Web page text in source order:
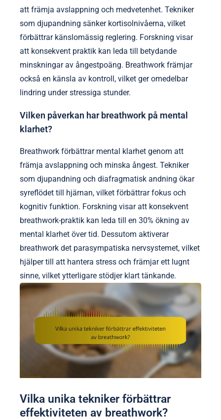
att främja avslappning och medvetenhet. Tekniker
som djupandning sänker kortisolnivåerna, vilket
förbättrar känslomässig reglering. Forskning visar
att konsekvent praktik kan leda till betydande
minskningar av ångestpoäng. Breathwork främjar
också en känsla av kontroll, vilket ger omedelbar
lindring under stressiga stunder.
Vilken påverkan har breathwork på mental
klarhet?
Breathwork förbättrar mental klarhet genom att
främja avslappning och minska ångest. Tekniker
som djupandning och diafragmatisk andning ökar
syreflödet till hjärnan, vilket förbättrar fokus och
kognitiv funktion. Forskning visar att konsekvent
breathwork-praktik kan leda till en 30% ökning av
mental klarhet över tid. Dessutom aktiverar
breathwork det parasympatiska nervsystemet, vilket
hjälper till att hantera stress och främjar ett lugnt
sinne, vilket ytterligare stödjer klart tänkande.
Vilka unika tekniker förbättrar
effektiviteten av breathwork?